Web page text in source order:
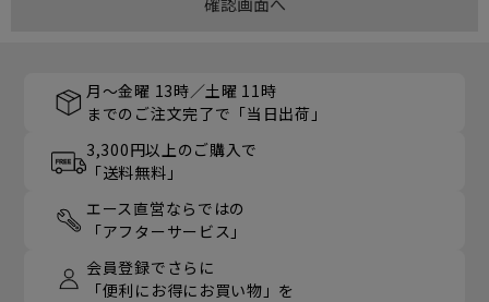
月～金曜 13時／土曜 11時
までのご注文完了で「当日出荷」
3,300円以上のご購入で
「送料無料」
エース直営ならではの
「アフターサービス」
会員登録でさらに
「便利にお得にお買い物」を